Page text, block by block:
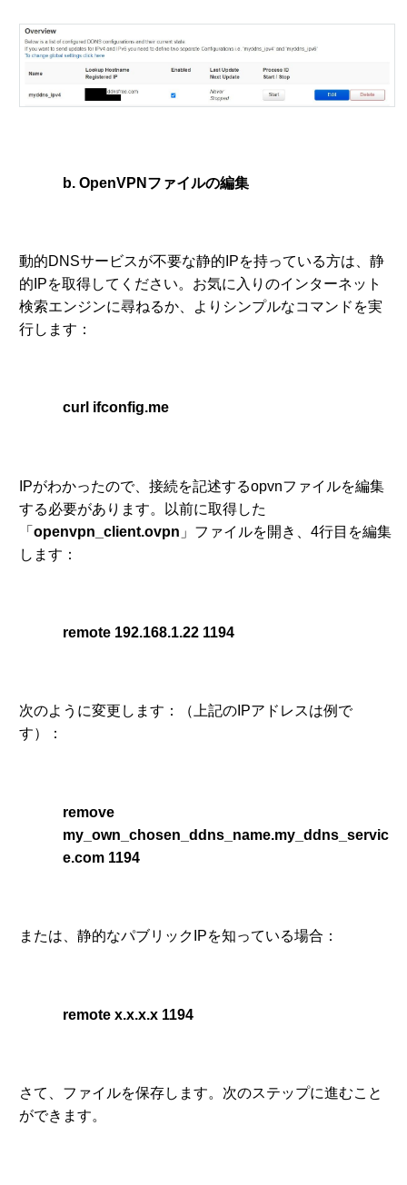
b. OpenVPNファイルの編集
動的DNSサービスが不要な静的IPを持っている方は、静
的IPを取得してください。お気に入りのインターネット
検索エンジンに尋ねるか、よりシンプルなコマンドを実
行します：
curl ifconfig.me
IPがわかったので、接続を記述するopvnファイルを編集
する必要があります。以前に取得した
「openvpn_client.ovpn 」ファイルを開き、4行目を編集
します：
remote 192.168.1.22 1194
次のように変更します：（上記のIPアドレスは例で
す）：
remove
my_own_chosen_ddns_name.my_ddns_servic
e.com 1194
または、静的なパブリックIPを知っている場合：
remote x.x.x.x 1194
さて、ファイルを保存します。次のステップに進むこと
ができます。